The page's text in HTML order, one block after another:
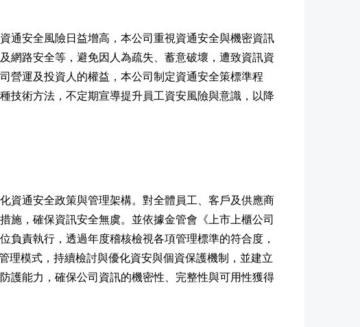
通安全風險日益增高，本公司重視資通安全與機密資訊
網路安全等，避免因人為疏失、蓄意破壞，遭致資訊資
營運及投資人的權益，本公司制定資通安全策標準程
技術方法，不定期宣導提升員工資安風險與意識，以降
資通安全政策與管理架構。對全體員工、客戶及供應商
施，確保資訊安全無虞。並依據金管會《上市上櫃公司
負責執行，透過年度稽核檢視各項管理標準的符合度，
理模式，持續檢討與優化資安與個資保護機制，並建立
護能力，確保公司資訊的機密性、完整性與可用性獲得